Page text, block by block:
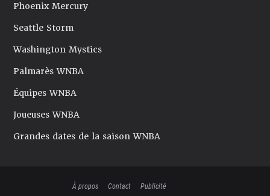
Phoenix Mercury
Seattle Storm
Washington Mystics
Palmarès WNBA
Équipes WNBA
Joueuses WNBA
Grandes dates de la saison WNBA
À propos Contact Publicité